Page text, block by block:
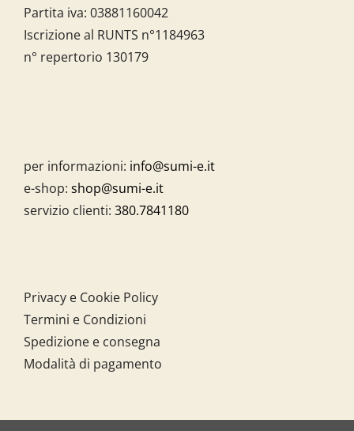
Partita iva: 03881160042
Iscrizione al RUNTS n°1184963
n° repertorio 130179
per informazioni: info@sumi-e.it
e-shop: shop@sumi-e.it
servizio clienti: 380.7841180
Privacy e Cookie Policy
Termini e Condizioni
Spedizione e consegna
Modalità di pagamento